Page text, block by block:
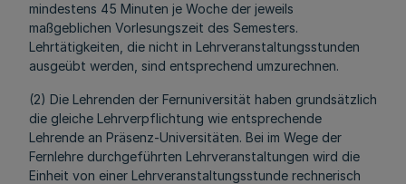
mindestens 45 Minuten je Woche der jeweils
maßgeblichen Vorlesungszeit des Semesters.
Lehrtätigkeiten, die nicht in Lehrveranstaltungsstunden
ausgeübt werden, sind entsprechend umzurechnen.
(2) Die Lehrenden der Fernuniversität haben grundsätzlich
die gleiche Lehrverpflichtung wie entsprechende
Lehrende an Präsenz-Universitäten. Bei im Wege der
Fernlehre durchgeführten Lehrveranstaltungen wird die
Einheit von einer Lehrveranstaltungsstunde rechnerisch